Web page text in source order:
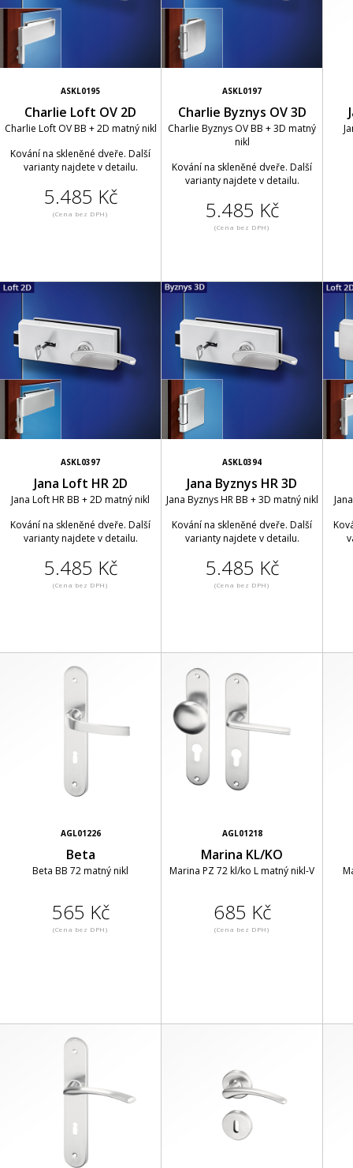
ASKL0195
Charlie Loft OV 2D
Charlie Loft OV BB + 2D matný nikl
Kování na skleněné dveře. Další
varianty najdete v detailu.
5.485 Kč
(Cena bez DPH)
ASKL0197
Charlie Byznys OV 3D
Charlie Byznys OV BB + 3D matný
nikl
Kování na skleněné dveře. Další
varianty najdete v detailu.
5.485 Kč
(Cena bez DPH)
ASKL0397
Jana Loft HR 2D
Jana Loft HR BB + 2D matný nikl
Kování na skleněné dveře. Další
varianty najdete v detailu.
5.485 Kč
(Cena bez DPH)
ASKL0394
Jana Byznys HR 3D
Jana Byznys HR BB + 3D matný nikl
Kování na skleněné dveře. Další
varianty najdete v detailu.
5.485 Kč
(Cena bez DPH)
AGL01226
Beta
Beta BB 72 matný nikl
565 Kč
(Cena bez DPH)
AGL01218
Marina KL/KO
Marina PZ 72 kl/ko L matný nikl-V
685 Kč
(Cena bez DPH)